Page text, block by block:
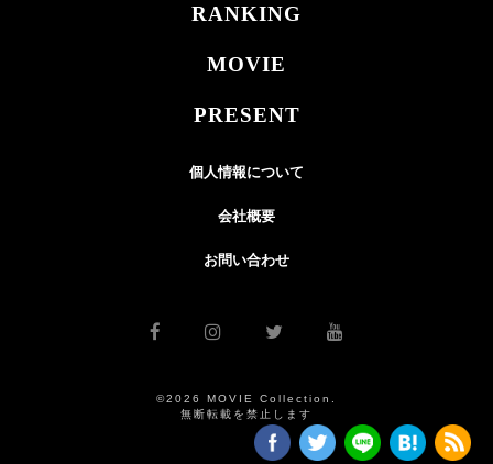
RANKING
MOVIE
PRESENT
個人情報について
会社概要
お問い合わせ
©2026 MOVIE Collection.
無断転載を禁止します